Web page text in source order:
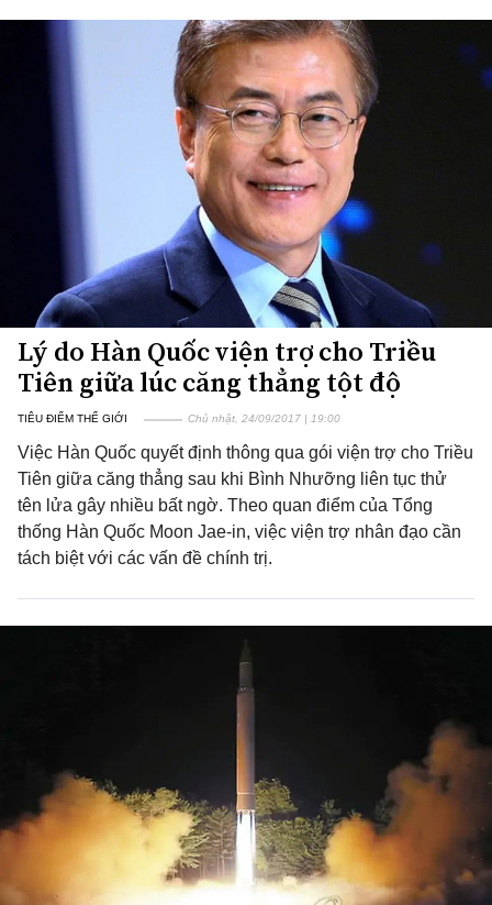
Lý do Hàn Quốc viện trợ cho Triều
Tiên giữa lúc căng thẳng tột độ
TIÊU ĐIỂM THẾ GIỚI Chủ nhật, 24/09/2017 | 19:00
Việc Hàn Quốc quyết định thông qua gói viện trợ cho Triều
Tiên giữa căng thẳng sau khi Bình Nhưỡng liên tục thử
tên lửa gây nhiều bất ngờ. Theo quan điểm của Tổng
thống Hàn Quốc Moon Jae-in, việc viện trợ nhân đạo cần
tách biệt với các vấn đề chính trị.